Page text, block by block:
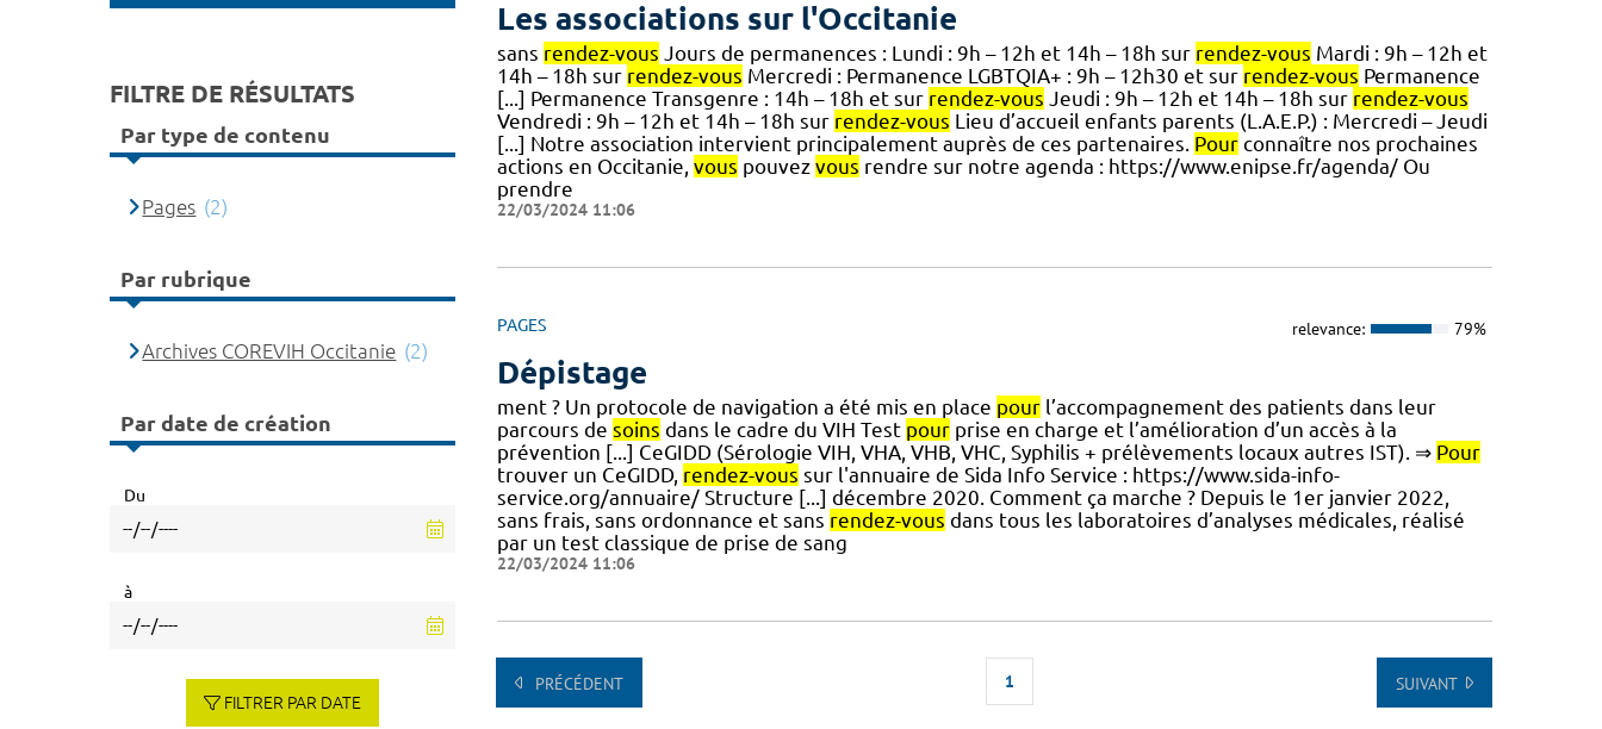
Les associations sur l'Occitanie
sans rendez-vous Jours de permanences : Lundi : 9h – 12h et 14h – 18h sur rendez-vous Mardi : 9h – 12h et
14h – 18h sur rendez-vous Mercredi : Permanence LGBTQIA+ : 9h – 12h30 et sur rendez-vous Permanence
[...] Permanence Transgenre : 14h – 18h et sur rendez-vous Jeudi : 9h – 12h et 14h – 18h sur rendez-vous
Vendredi : 9h – 12h et 14h – 18h sur rendez-vous Lieu d’accueil enfants parents (L.A.E.P.) : Mercredi – Jeudi
[...] Notre association intervient principalement auprès de ces partenaires. Pourconnaître nos prochaines
actions en Occitanie, vous pouvez vous rendre sur notre agenda : https://www.enipse.fr/agenda/ Ou
prendre
22/03/2024 11:06
PAGES relevance: 79%
Dépistage
ment ? Un protocole de navigation a été mis en place pourl’accompagnement des patients dans leur
parcours de soins dans le cadre du VIH Test pourprise en charge et l’amélioration d’un accès à la
prévention [...] CeGIDD (Sérologie VIH, VHA, VHB, VHC, Syphilis + prélèvements locaux autres IST). ⇒ Pour
trouver un CeGIDD, rendez-vous sur l'annuaire de Sida Info Service : https://www.sida-info-
service.org/annuaire/ Structure [...] décembre 2020. Comment ça marche ? Depuis le 1er janvier 2022,
sans frais, sans ordonnance et sans rendez-vous dans tous les laboratoires d’analyses médicales, réalisé
par un test classique de prise de sang
22/03/2024 11:06
PRÉCÉDENT 1 SUIVANT
FILTRE DE RÉSULTATS
Par type de contenu
Pages (2)
Par rubrique
Archives COREVIH Occitanie (2)
Par date de création
Du
à
FILTRER PAR DATE